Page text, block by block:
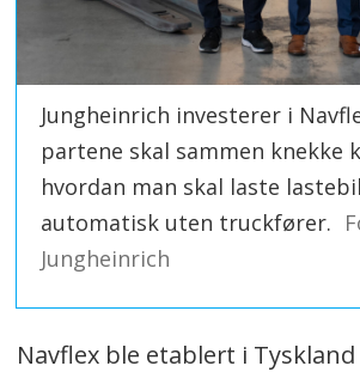
Jungheinrich investerer i
partene skal sammen knekke
hvordan man skal laste
automatisk uten truckfører.
Jungheinrich
Navflex ble etablert i Tyskland